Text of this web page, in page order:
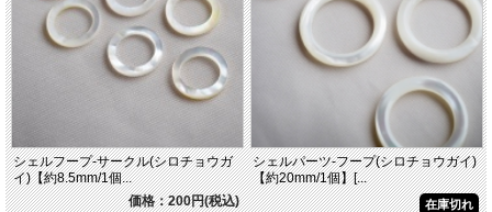
シェルフープ-サークル(シロチョウガ
イ)【約8.5mm/1個...
価格：200円(税込)
シェルパーツ-フープ(シロチョウガイ)
【約20mm/1個】[...
在庫切れ